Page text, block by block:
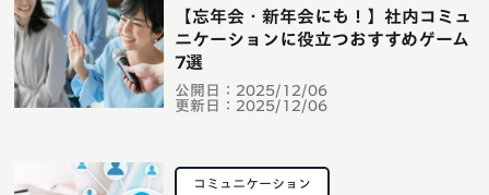
公開日： 2025/12/06
更新日： 2025/12/06
【忘年会・新年会にも！】社内コミュ
ニケーションに役立つおすすめゲーム
7選
コミュニケーション